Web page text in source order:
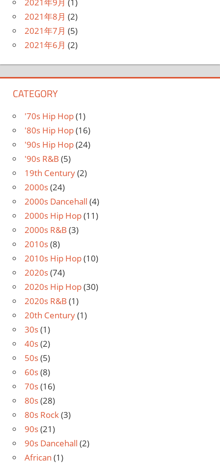
2021年8月 (2)
2021年7月 (5)
2021年6月 (2)
CATEGORY
'70s Hip Hop(1)
'80s Hip Hop(16)
'90s Hip Hop(24)
'90s R&B (5)
19th Century(2)
2000s(24)
2000s Dancehall (4)
2000s Hip Hop(11)
2000s R&B (3)
2010s(8)
2010s Hip Hop(10)
2020s(74)
2020s Hip Hop(30)
2020s R&B (1)
20th Century(1)
30s(1)
40s(2)
50s(5)
60s(8)
70s(16)
80s(28)
80s Rock(3)
90s(21)
90s Dancehall (2)
African (1)